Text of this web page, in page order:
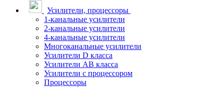
Усилители, процессоры
1-канальные усилители
2-канальные усилители
4-канальные усилители
Многоканальные усилители
Усилители D класса
Усилители АВ класса
Усилители с процессором
Процессоры